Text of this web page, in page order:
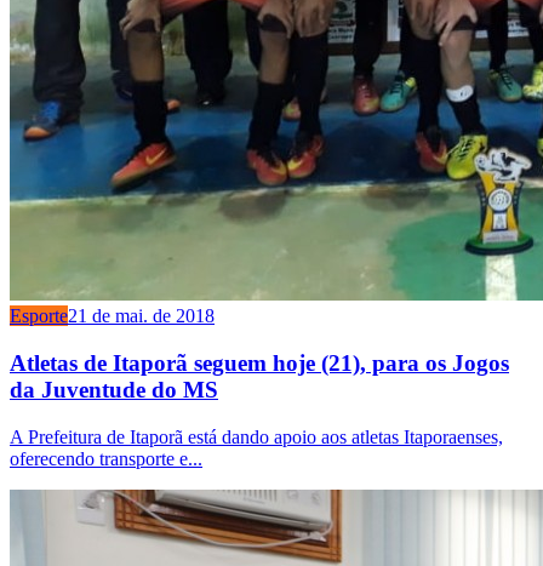
Esporte21 de mai. de 2018
Atletas de Itaporã seguem hoje (21), para os Jogos
da Juventude do MS
A Prefeitura de Itaporã está dando apoio aos atletas Itaporaenses,
oferecendo transporte e...